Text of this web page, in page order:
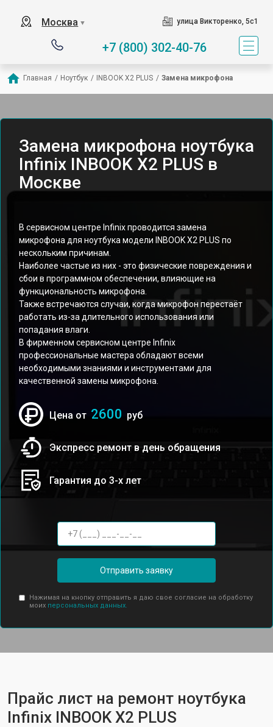
Москва ▼ улица Викторенко, 5с1
+7 (800) 302-40-76
Главная / Ноутбук / INBOOK X2 PLUS / Замена микрофона
Замена микрофона ноутбука
Infinix INBOOK X2 PLUS в
Москве
В сервисном центре Infinix проводится замена
микрофона для ноутбука модели INBOOK X2 PLUS по
нескольким причинам.
Наиболее частые из них - это физические повреждения и
сбои в программном обеспечении, влияющие на
функциональность микрофона.
Также встречаются случаи, когда микрофон перестаёт
работать из-за длительного использования или
попадания влаги.
В фирменном сервисном центре Infinix
профессиональные мастера обладают всеми
необходимыми знаниями и инструментами для
качественной замены микрофона.
Цена от 2600 руб
Экспресс ремонт в день обращения
Гарантия до 3-х лет
Отправить заявку
Нажимая на кнопку отправить я даю свое согласие на обработку
моих персональных данных.
Прайс лист на ремонт ноутбука
Infinix INBOOK X2 PLUS